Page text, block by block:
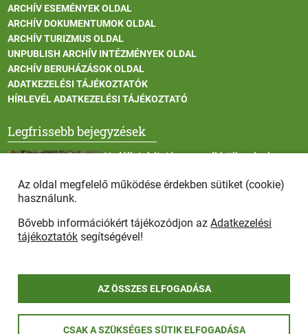
ARCHÍV ESEMÉNYEK OLDAL
ARCHÍV DOKUMENTUMOK OLDAL
ARCHÍV TURIZMUS OLDAL
UNPUBLISH ARCHÍV INTÉZMÉNYEK OLDAL
ARCHÍV BERUHÁZÁSOK OLDAL
ADATKEZELÉSI TÁJÉKOZTATÓK
HÍRLEVÉL ADATKEZELÉSI TÁJÉKOZTATÓ
Legfrissebb bejegyzések
Vadállatok itatása a rendkívüli melegben
Afrikai sertéspestis - kérések a lakosság felé
COPYRIGHT © 2025 - Szada Nagyközség Önkormányzat - Minden
Az oldal megfelelő működése érdekben sütiket (cookie)
használunk.
Bővebb információkért tájékozódjon azAdatkezelési
tájékoztatók segítségével!
AZ ÖSSZES ELFOGADÁSA
CSAK A SZÜKSÉGES SÜTIK ELFOGADÁSA